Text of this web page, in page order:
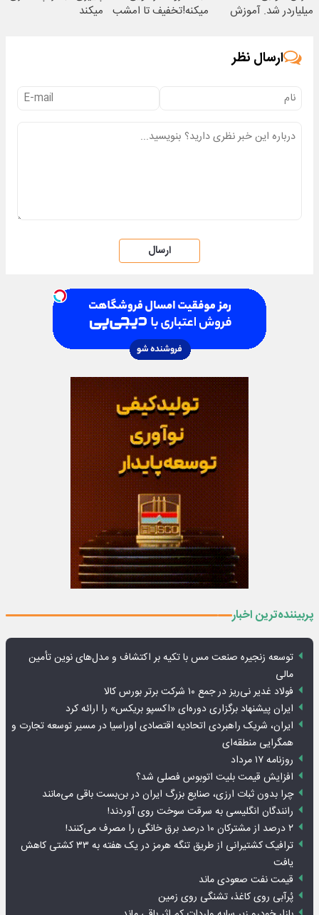
میلیاردر شد. آموزش
میکنه!تخفیف تا امشب میکند
ارسال نظر
ارسال
پربیننده‌ترین اخبار
توسعه زنجیره صنعت مس با تکیه بر اکتشاف و مدل‌های نوین تأمین
مالی
فولاد غدیر نی‌ریز در جمع ۱۰ شرکت برتر بورس کالا
ایران پیشنهاد برگزاری دوره‌ای «اکسپو بریکس» را ارائه کرد
ایران، شریک راهبردی اتحادیه اقتصادی اوراسیا در مسیر توسعه تجارت و
همگرایی منطقه‌ای
روزنامه ۱۷ مرداد
افزایش قیمت بلیت اتوبوس فصلی شد؟
چرا بدون ثبات ارزی، صنایع بزرگ ایران در بن‌بست باقی می‌مانند
رانندگان انگلیسی به سرقت سوخت روی آوردند!
۲ درصد از مشترکان ۱۰ درصد برق خانگی را مصرف می‌کنند!
ترافیک کشتیرانی از طریق تنگه هرمز در یک هفته به ۳۳ کشتی کاهش
یافت
قیمت نفت صعودی ماند
پُرآبی روی کاغذ، تشنگی روی زمین